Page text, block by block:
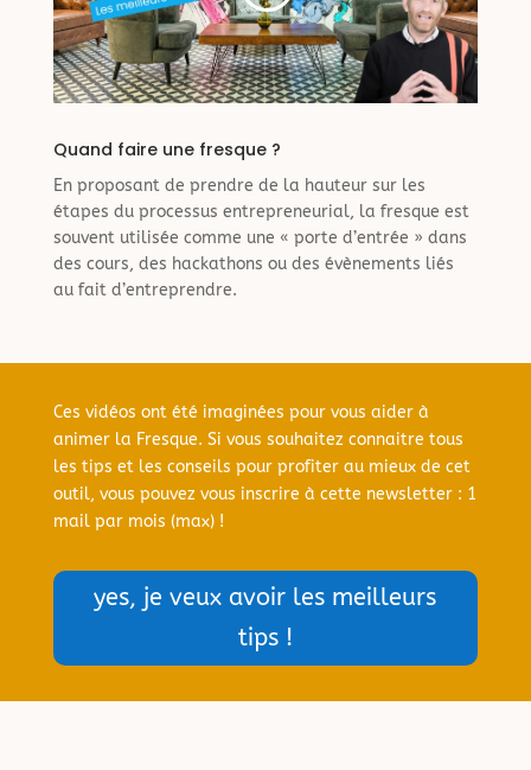
Quand faire une fresque ?
En proposant de prendre de la hauteur sur les
étapes du processus entrepreneurial, la fresque est
souvent utilisée comme une « porte d’entrée » dans
des cours, des hackathons ou des évènements liés
au fait d’entreprendre.
Ces vidéos ont été imaginées pour vous aider à
animer la Fresque. Si vous souhaitez connaitre tous
les tips et les conseils pour profiter au mieux de cet
outil, vous pouvez vous inscrire à cette newsletter : 1
mail par mois (max) !
yes, je veux avoir les meilleurs
tips !